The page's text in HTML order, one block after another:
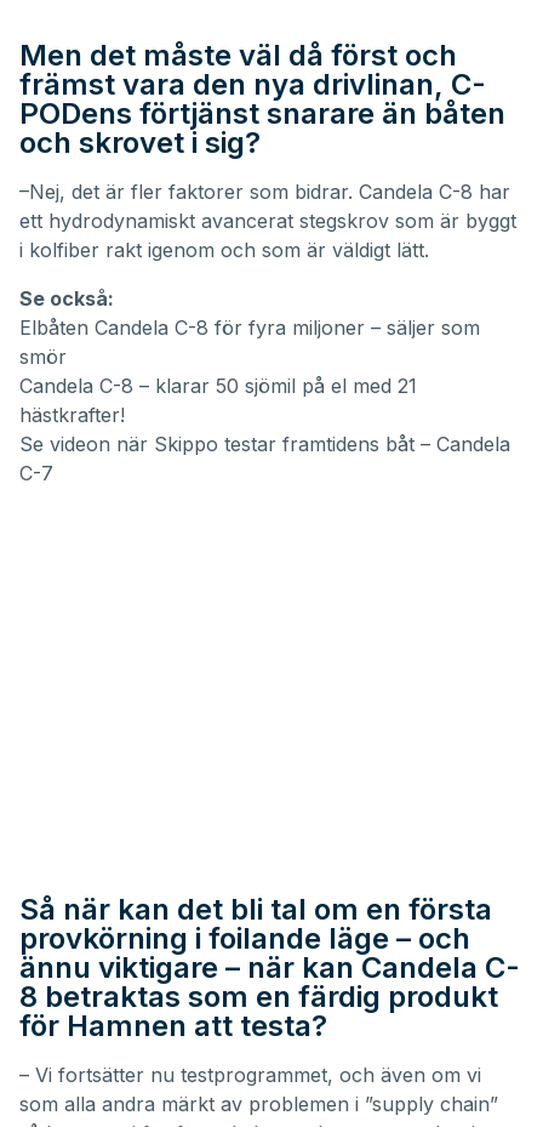
Men det måste väl då först och
främst vara den nya drivlinan, C-
PODens förtjänst snarare än båten
och skrovet i sig?
–Nej, det är fler faktorer som bidrar. Candela C-8 har
ett hydrodynamiskt avancerat stegskrov som är byggt
i kolfiber rakt igenom och som är väldigt lätt.
Se också:
Elbåten Candela C-8 för fyra miljoner – säljer som
smör
Candela C-8 – klarar 50 sjömil på el med 21
hästkrafter!
Se videon när Skippo testar framtidens båt – Candela
C-7
Så när kan det bli tal om en första
provkörning i foilande läge – och
ännu viktigare – när kan Candela C-
8 betraktas som en färdig produkt
för Hamnen att testa?
– Vi fortsätter nu testprogrammet, och även om vi
som alla andra märkt av problemen i ”supply chain”